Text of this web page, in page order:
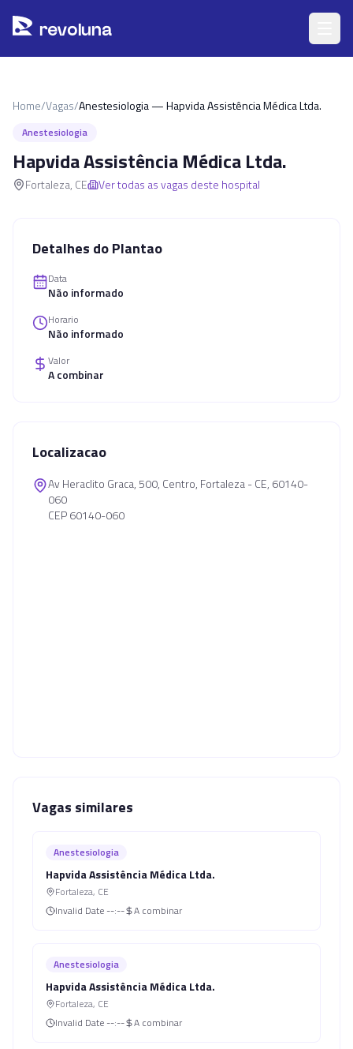
revoluna
Home/Vagas/Anestesiologia — Hapvida Assistência Médica Ltda.
Anestesiologia
Hapvida Assistência Médica Ltda.
Fortaleza, CE Ver todas as vagas deste hospital
Detalhes do Plantao
Data
Não informado
Horario
Não informado
Valor
A combinar
Localizacao
Av Heraclito Graca, 500, Centro, Fortaleza - CE, 60140-
060
CEP 60140-060
Vagas similares
Anestesiologia
Hapvida Assistência Médica Ltda.
Fortaleza, CE
Invalid Date --:-- A combinar
Anestesiologia
Hapvida Assistência Médica Ltda.
Fortaleza, CE
Invalid Date --:-- A combinar